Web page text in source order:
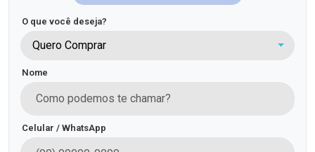
O que você deseja?
Quero Comprar
Nome
Celular / WhatsApp